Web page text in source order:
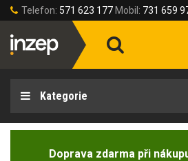
Telefon: 571 623 177 Mobil: 731 659
Kategorie
Doprava zdarma při